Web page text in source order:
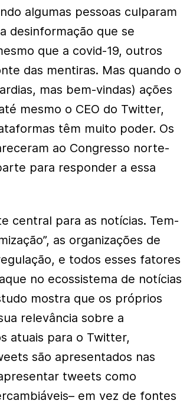
algumas pessoas culparam
desinformação que se
que a covid-19, outros
das mentiras. Mas quando o
mas bem-vindas) ações
mesmo o CEO do Twitter,
têm muito poder. Os
ao Congresso norte-
para responder a essa
central para as notícias. Tem-
as organizações de
e todos esses fatores
no ecossistema de notícias
mostra que os próprios
relevância sobre a
atuais para o Twitter,
são apresentados nas
tweets como
em vez de fontes